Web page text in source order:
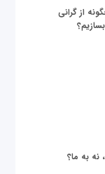
از گرانی
نه به ما؟